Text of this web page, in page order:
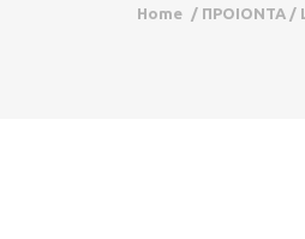
Home / ΠΡΟΙΟΝΤΑ /